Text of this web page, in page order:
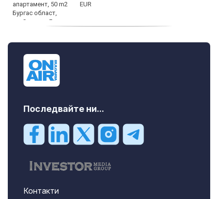
EUR
Последвайте ни...
Контакти